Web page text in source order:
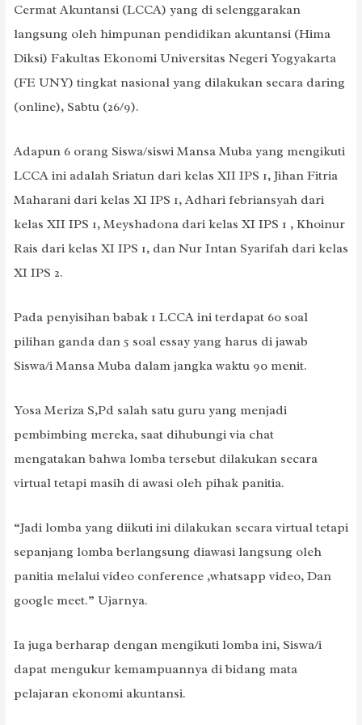
Cermat Akuntansi (LCCA) yang di selenggarakan
langsung oleh himpunan pendidikan akuntansi (Hima
Diksi) Fakultas Ekonomi Universitas Negeri Yogyakarta
(FE UNY) tingkat nasional yang dilakukan secara daring
(online), Sabtu (26/9).
Adapun 6 orang Siswa/siswi Mansa Muba yang mengikuti
LCCA ini adalah Sriatun dari kelas XII IPS 1, Jihan Fitria
Maharani dari kelas XI IPS 1, Adhari febriansyah dari
kelas XII IPS 1, Meyshadona dari kelas XI IPS 1 , Khoinur
Rais dari kelas XI IPS 1, dan Nur Intan Syarifah dari kelas
XI IPS 2.
Pada penyisihan babak 1 LCCA ini terdapat 60 soal
pilihan ganda dan 5 soal essay yang harus di jawab
Siswa/i Mansa Muba dalam jangka waktu 90 menit.
Yosa Meriza S,Pd salah satu guru yang menjadi
pembimbing mereka, saat dihubungi via chat
mengatakan bahwa lomba tersebut dilakukan secara
virtual tetapi masih di awasi oleh pihak panitia.
“Jadi lomba yang diikuti ini dilakukan secara virtual tetapi
sepanjang lomba berlangsung diawasi langsung oleh
panitia melalui video conference ,whatsapp video, Dan
google meet.” Ujarnya.
Ia juga berharap dengan mengikuti lomba ini, Siswa/i
dapat mengukur kemampuannya di bidang mata
pelajaran ekonomi akuntansi.